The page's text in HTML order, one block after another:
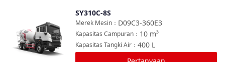
SY310C-8S
D09C3-360E3
Merek Mesin ：
10 m³
Kapasitas Campuran ：
400 L
Kapasitas Tangki Air ：